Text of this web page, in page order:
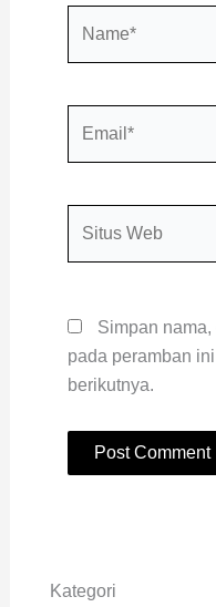
Simpan
pada peramban
berikutnya.
Kategori